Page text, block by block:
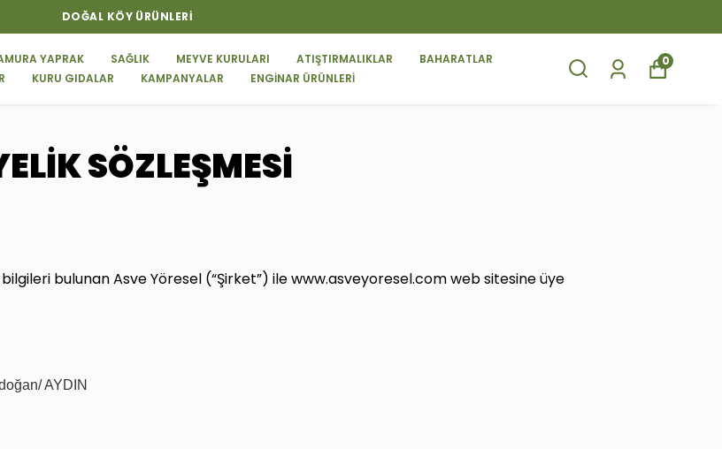
YAPRAK SAĞLIK MEYVE KURULARI ATIŞTIRMALIKLAR
BAHARATLAR
KURU GIDALAR KAMPANYALAR ENGİNAR ÜRÜNLERİ
0
SÖZLEŞMESİ
bilgileri bulunan Asve Yöresel (“Şirket”) ile www.asveyoresel.com web sitesine üye
AYDIN